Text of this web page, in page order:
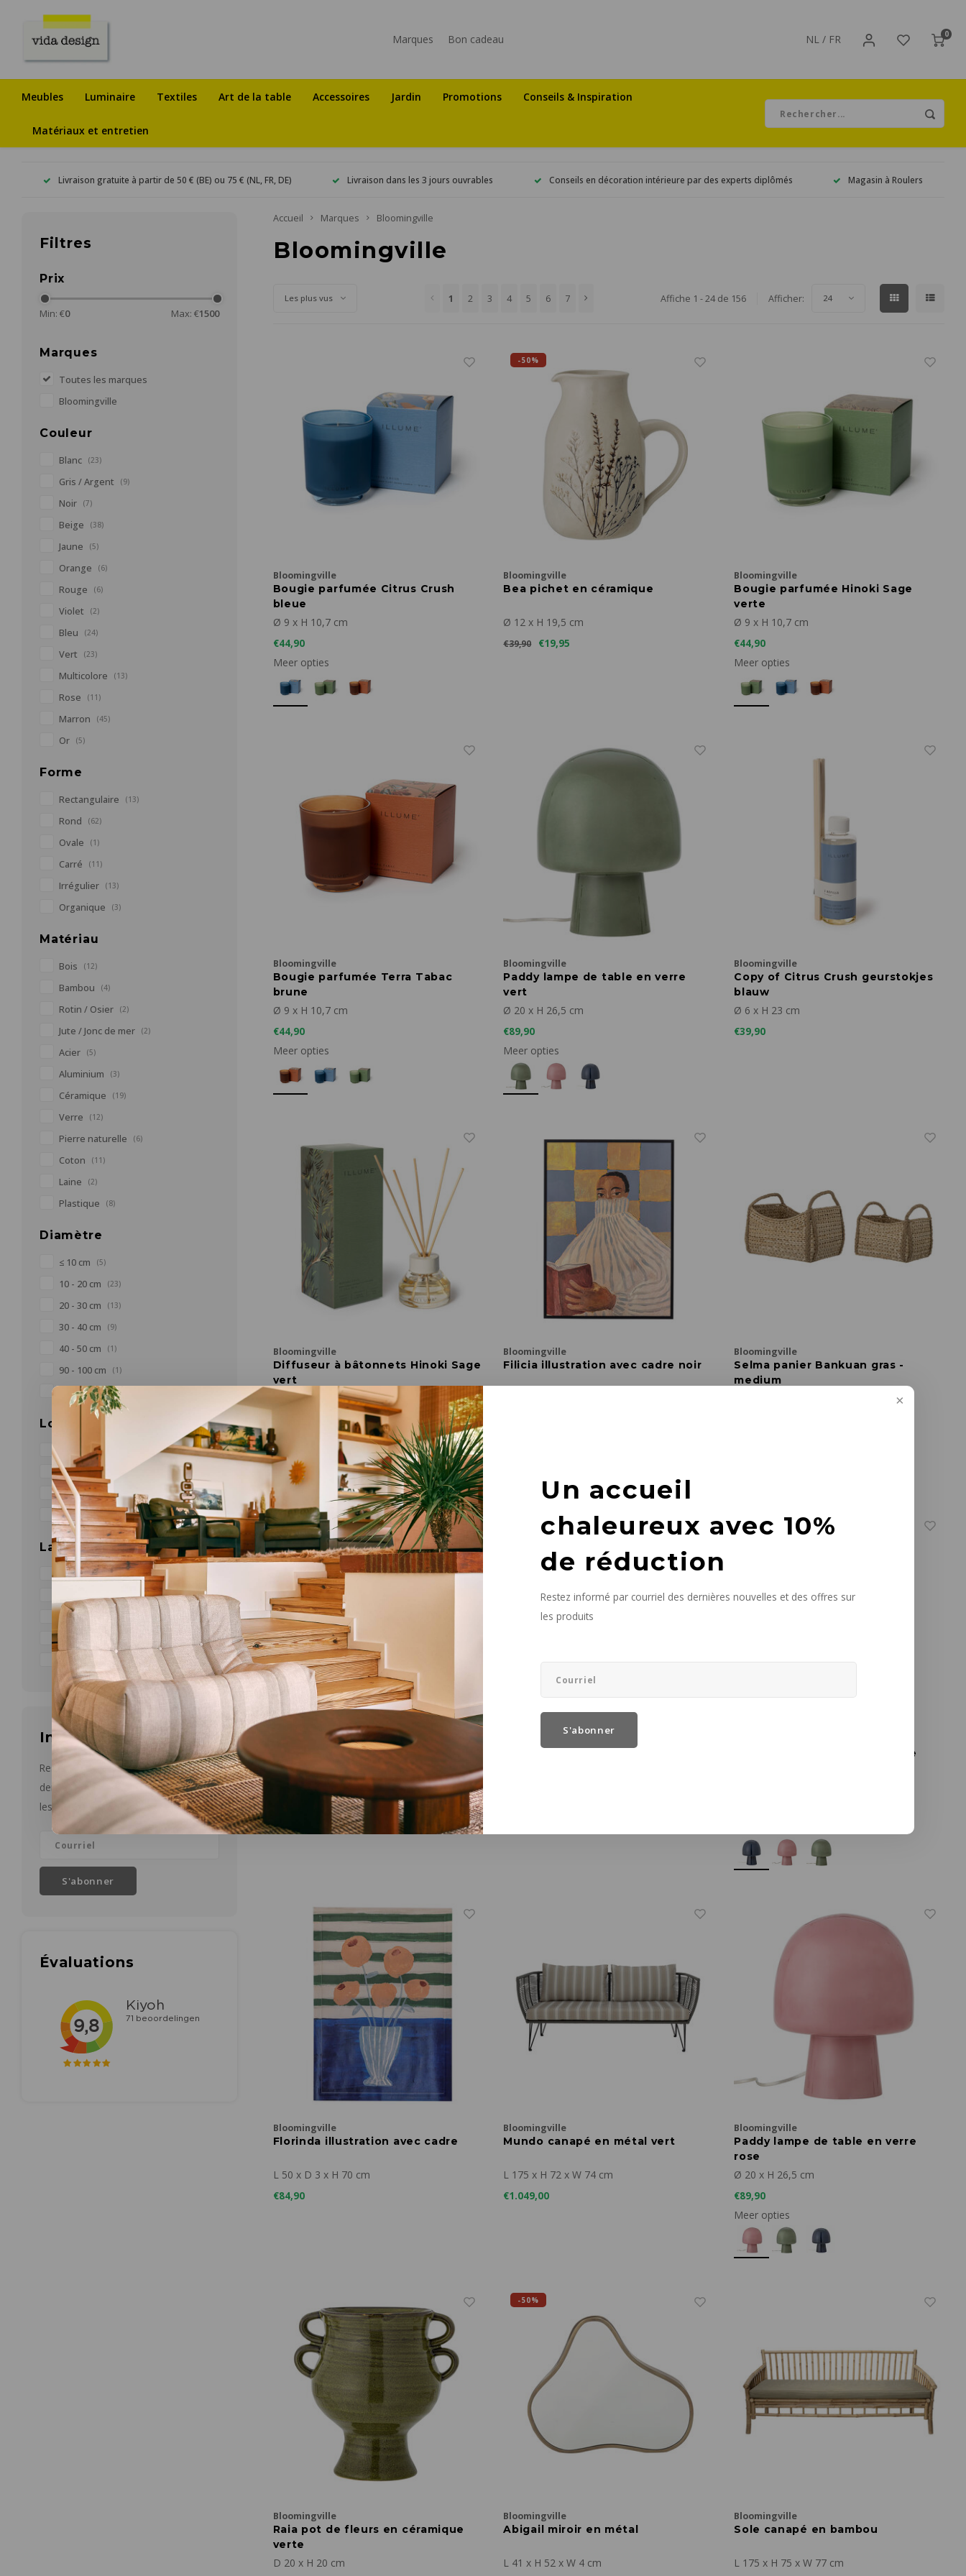
Un accueil
chaleureux avec 10%
de réduction
Restez informé par courriel des dernières nouvelles et des offres sur
les produits
S'abonner
Marques Bon cadeau NL / FR 0
Meubles Luminaire Textiles Art de la table Accessoires Jardin Promotions Conseils & Inspiration
Matériaux et entretien
Livraison gratuite à partir de 50 € (BE) ou 75 € (NL, FR, DE) Livraison dans les 3 jours ouvrables Conseils en décoration intérieure par des experts diplômés Magasin à Roulers
Filtres
Prix
Min: €0 Max: €1500
Marques
Toutes les marques
Bloomingville
Couleur
Blanc (23)
Gris / Argent (9)
Noir (7)
Beige (38)
Jaune (5)
Orange (6)
Rouge (6)
Violet (2)
Bleu (24)
Vert (23)
Multicolore (13)
Rose (11)
Marron (45)
Or (5)
Forme
Rectangulaire (13)
Rond (62)
Ovale (1)
Carré (11)
Irrégulier (13)
Organique (3)
Matériau
Bois (12)
Bambou (4)
Rotin / Osier (2)
Jute / Jonc de mer (2)
Acier (5)
Aluminium (3)
Céramique (19)
Verre (12)
Pierre naturelle (6)
Coton (11)
Laine (2)
Plastique (8)
Diamètre
≤ 10 cm (5)
10 - 20 cm (23)
20 - 30 cm (13)
30 - 40 cm (9)
40 - 50 cm (1)
90 - 100 cm (1)
> 140 cm (1)
Longueur
≤ 60 cm (20)
60 - 80 cm
80 - 100 cm (2)
160 - 200 cm (4)
Largeur
≤ 20 cm (2)
20 - 40 cm (11)
40 - 60 cm (6)
60 - 80 cm
(1)
Infolettre
Restez informé par courriel des
dernières nouvelles et des offres sur
les produits
S'abonner
Évaluations
Accueil Marques Bloomingville
Bloomingville
Les plus vus 1 2 3 4 5 6 7 Affiche 1 - 24 de 156 Afficher: 24
Bloomingville
Bougie parfumée Citrus Crush
bleue
Ø 9 x H 10,7 cm
€44,90
Meer opties
-50%
Bloomingville
Bea pichet en céramique
Ø 12 x H 19,5 cm
€39,90 €19,95
Bloomingville
Bougie parfumée Hinoki Sage
verte
Ø 9 x H 10,7 cm
€44,90
Meer opties
Bloomingville
Bougie parfumée Terra Tabac
brune
Ø 9 x H 10,7 cm
€44,90
Meer opties
Bloomingville
Paddy lampe de table en verre
vert
Ø 20 x H 26,5 cm
€89,90
Meer opties
Bloomingville
Copy of Citrus Crush geurstokjes
blauw
Ø 6 x H 23 cm
€39,90
Bloomingville
Diffuseur à bâtonnets Hinoki Sage
vert
Ø 8 x H 7 cm
Meer opties
Bloomingville
Filicia illustration avec cadre noir
Bloomingville
Selma panier Bankuan gras -
medium
Bloomingville
Zenta vase en verre recyclé
transparent Ø13 x H32 cm
Ø 13 x H 32 cm
Paddy lampe de table en verre
Bloomingville
Florinda illustration avec cadre
L 50 x D 3 x H 70 cm
€84,90
Bloomingville
Mundo canapé en métal vert
L 175 x H 72 x W 74 cm
€1.049,00
Bloomingville
Paddy lampe de table en verre
rose
Ø 20 x H 26,5 cm
€89,90
Meer opties
Bloomingville
Raia pot de fleurs en céramique
verte
D 20 x H 20 cm
-50%
Bloomingville
Abigail miroir en métal
L 41 x H 52 x W 4 cm
Bloomingville
Sole canapé en bambou
L 175 x H 75 x W 77 cm